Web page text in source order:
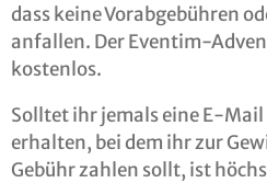
dass keine Vorabgebühren
anfallen. Der Eventim-
kostenlos.
Solltet ihr jemals eine E-
erhalten, bei dem ihr zur
Gebühr zahlen sollt, ist